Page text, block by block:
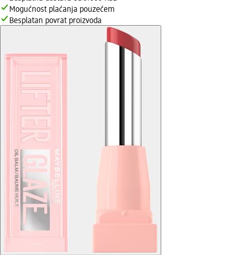
Mogućnost plaćanja pouzećem
Besplatan povrat proizvoda